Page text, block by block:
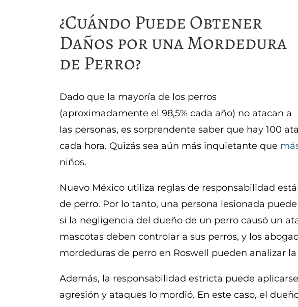
¿Cuándo Puede Obtener
Daños por una Mordedura
de Perro?
Dado que la mayoría de los perros
(aproximadamente el 98,5% cada año) no atacan a
las personas, es sorprendente saber que hay 100
cada hora. Quizás sea aún más inquietante que
niños.
Nuevo México utiliza reglas de responsabilidad
de perro. Por lo tanto, una persona lesionada
si la negligencia del dueño de un perro causó un
mascotas deben controlar a sus perros, y los
mordeduras de perro en Roswell pueden analizar
Además, la responsabilidad estricta puede
agresión y ataques lo mordió. En este caso, el